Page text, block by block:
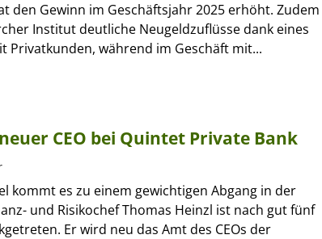
den Gewinn im Geschäftsjahr 2025 erhöht. Zudem
Institut deutliche Neugeldzuflüsse dank eines
Privatkunden, während im Geschäft mit...
CEO bei Quintet Private Bank
kommt es zu einem gewichtigen Abgang in der
und Risikochef Thomas Heinzl ist nach gut fünf
Er wird neu das Amt des CEOs der